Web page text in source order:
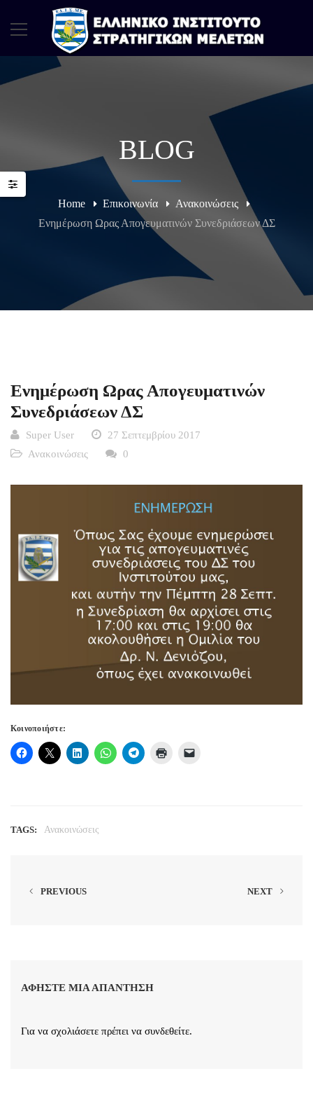
BLOG
Home Επικοινωνία
Ανακοινώσεις
Ενημέρωση Ωρας Απογευματινών Συνεδριάσεων ΔΣ
Ενημέρωση Ωρας Απογευματινών
Συνεδριάσεων ΔΣ
Super User
27 Σεπτεμβρίου 2017
Ανακοινώσεις
0
Κοινοποιήστε:
TAGS: Ανακοινώσεις
PREVIOUS NEXT
ΑΦΉΣΤΕ ΜΙΑ ΑΠΆΝΤΗΣΗ
Για να σχολιάσετε πρέπει να συνδεθείτε.